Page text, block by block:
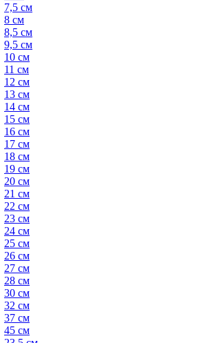
7,5 см
8 см
8,5 см
9,5 см
10 см
11 см
12 см
13 см
14 см
15 см
16 см
17 см
18 см
19 см
20 см
21 см
22 см
23 см
24 см
25 см
26 см
27 см
28 см
30 см
32 см
37 см
45 см